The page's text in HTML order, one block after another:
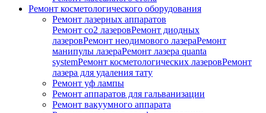
Ремонт косметологического оборудования
Ремонт лазерных аппаратов
Ремонт co2 лазеровРемонт диодных
лазеровРемонт неодимового лазераРемонт
манипулы лазераРемонт лазера quanta
systemРемонт косметологических лазеровРемонт
лазера для удаления тату
Ремонт уф лампы
Ремонт аппаратов для гальванизации
Ремонт вакуумного аппарата